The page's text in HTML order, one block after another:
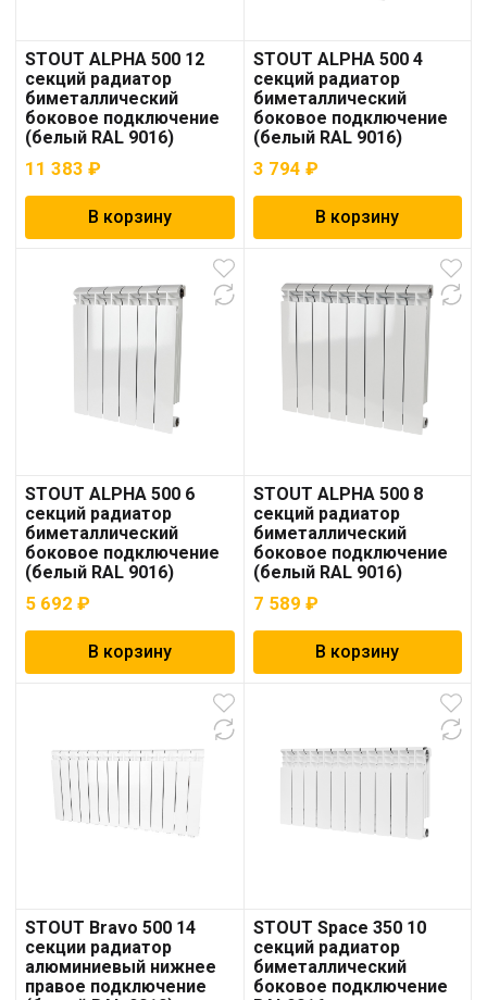
STOUT ALPHA 500 12
секций радиатор
биметаллический
боковое подключение
(белый RAL 9016)
11 383 ₽
В корзину
STOUT ALPHA 500 4
секций радиатор
биметаллический
боковое подключение
(белый RAL 9016)
3 794 ₽
В корзину
STOUT ALPHA 500 6
секций радиатор
биметаллический
боковое подключение
(белый RAL 9016)
5 692 ₽
В корзину
STOUT ALPHA 500 8
секций радиатор
биметаллический
боковое подключение
(белый RAL 9016)
7 589 ₽
В корзину
STOUT Bravo 500 14
секции радиатор
алюминиевый нижнее
правое подключение
STOUT Space 350 10
секций радиатор
биметаллический
боковое подключение